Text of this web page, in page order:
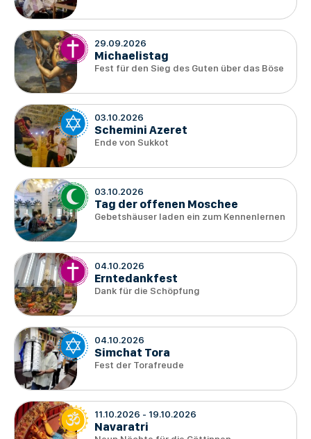
29.09.2026
Michaelistag
Fest für den Sieg des Guten über das Böse
03.10.2026
Schemini Azeret
Ende von Sukkot
03.10.2026
Tag der offenen Moschee
Gebetshäuser laden ein zum Kennenlernen
04.10.2026
Erntedankfest
Dank für die Schöpfung
04.10.2026
Simchat Tora
Fest der Torafreude
11.10.2026 - 19.10.2026
Navaratri